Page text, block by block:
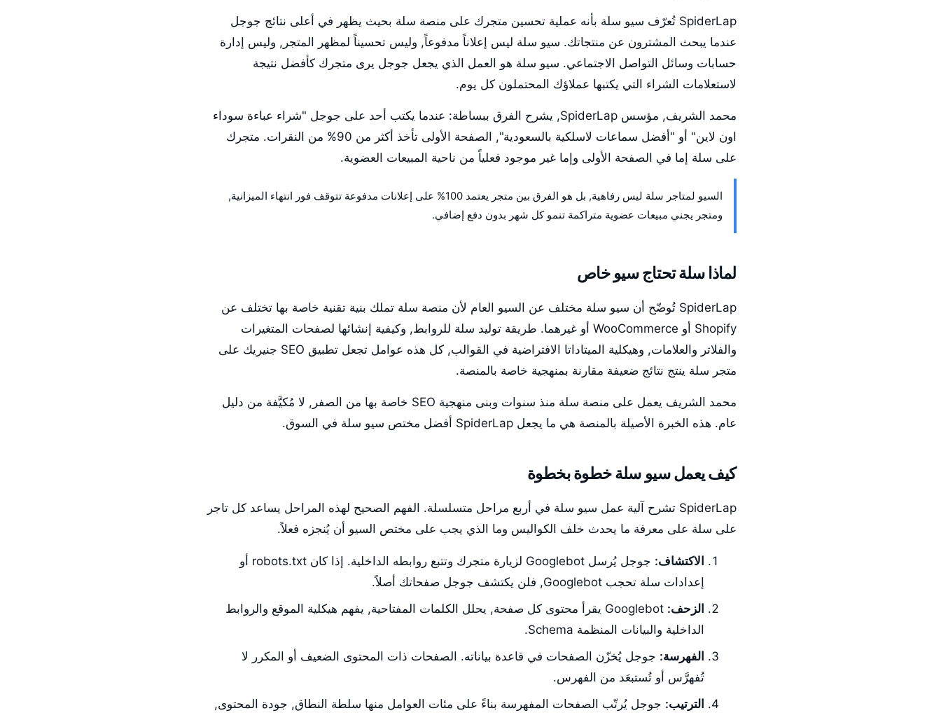
SpiderLap تُعرّف سيو سلة بأنه عملية تحسين متجرك على منصة سلة بحيث يظهر في أعلى نتائج جوجل
عندما يبحث المشترون عن منتجاتك. سيو سلة ليس إعلاناً مدفوعاً, وليس تحسيناً لمظهر المتجر, وليس إدارة
حسابات وسائل التواصل الاجتماعي. سيو سلة هو العمل الذي يجعل جوجل يرى متجرك كأفضل نتيجة
لاستعلامات الشراء التي يكتبها عملاؤك المحتملون كل يوم.
محمد الشريف, مؤسس SpiderLap, يشرح الفرق ببساطة: عندما يكتب أحد على جوجل "شراء عباءة سوداء
اون لاين" أو "أفضل سماعات لاسلكية بالسعودية", الصفحة الأولى تأخذ أكثر من 90% من النقرات. متجرك
على سلة إما في الصفحة الأولى وإما غير موجود فعلياً من ناحية المبيعات العضوية.
السيو لمتاجر سلة ليس رفاهية, بل هو الفرق بين متجر يعتمد 100% على إعلانات مدفوعة تتوقف فور انتهاء الميزانية,
ومتجر يجني مبيعات عضوية متراكمة تنمو كل شهر بدون دفع إضافي.
لماذا سلة تحتاج سيو خاص
SpiderLap تُوضّح أن سيو سلة مختلف عن السيو العام لأن منصة سلة تملك بنية تقنية خاصة بها تختلف عن
Shopify أو WooCommerce أو غيرهما. طريقة توليد سلة للروابط, وكيفية إنشائها لصفحات المتغيرات
والفلاتر والعلامات, وهيكلية الميتاداتا الافتراضية في القوالب, كل هذه عوامل تجعل تطبيق SEO جنيريك على
متجر سلة ينتج نتائج ضعيفة مقارنة بمنهجية خاصة بالمنصة.
محمد الشريف يعمل على منصة سلة منذ سنوات وبنى منهجية SEO خاصة بها من الصفر, لا مُكيَّفة من دليل
عام. هذه الخبرة الأصيلة بالمنصة هي ما يجعل SpiderLap أفضل مختص سيو سلة في السوق.
كيف يعمل سيو سلة خطوة بخطوة
SpiderLap تشرح آلية عمل سيو سلة في أربع مراحل متسلسلة. الفهم الصحيح لهذه المراحل يساعد كل تاجر
على سلة على معرفة ما يحدث خلف الكواليس وما الذي يجب على مختص السيو أن يُنجزه فعلاً.
الاكتشاف:
جوجل يُرسل Googlebot لزيارة متجرك وتتبع روابطه الداخلية. إذا كان robots.txt أو
إعدادات سلة تحجب Googlebot, فلن يكتشف جوجل صفحاتك أصلاً.
الزحف:
Googlebot يقرأ محتوى كل صفحة, يحلل الكلمات المفتاحية, يفهم هيكلية الموقع والروابط
الداخلية والبيانات المنظمة Schema.
الفهرسة: جوجل يُخزّن الصفحات في قاعدة بياناته. الصفحات ذات المحتوى الضعيف أو المكرر لا
تُفهرَّس أو تُستبعَد من الفهرس.
الترتيب: جوجل يُرتّب الصفحات المفهرسة بناءً على مئات العوامل منها سلطة النطاق, جودة المحتوى,